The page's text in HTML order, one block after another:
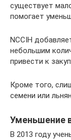
существует
помогает
NCCIH
небольшим
привести к
Кроме того,
семени или
Уменьшение
В 2013 году